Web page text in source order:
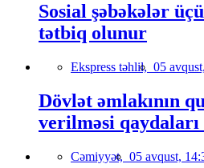
Sosial şəbəkələr
tətbiq olunur
Ekspress təhlil, 05
Dövlət əmlakının
verilməsi
Cəmiyyət, 05 avqust,